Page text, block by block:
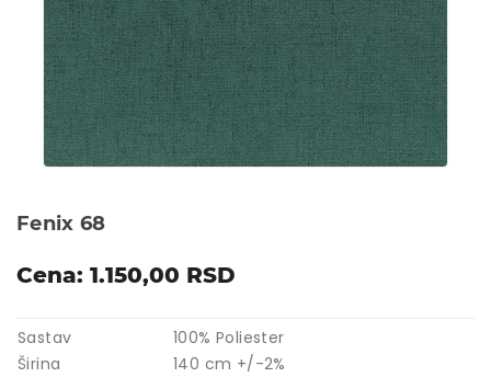
Fenix 68
Cena: 1.150,00 RSD
Sastav
100% Poliester
Širina
140 cm +/-2%